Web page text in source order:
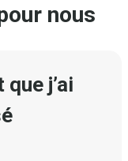
nous
j’ai